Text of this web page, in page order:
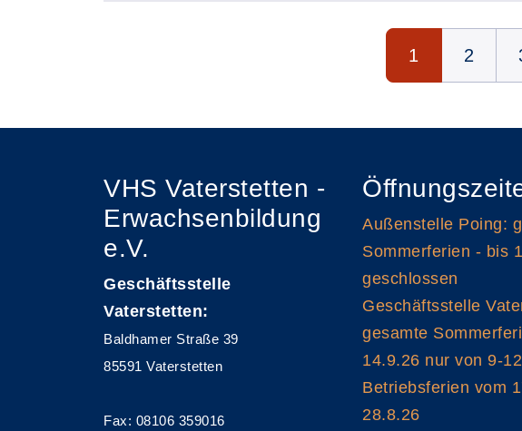
1 2
VHS Vaterstetten -
Erwachsenbildung
e.V.
Geschäftsstelle
Vaterstetten:
Baldhamer Straße 39
85591 Vaterstetten
Fax: 08106 359016
Außenstelle Poing:
Sommerferien - bis
geschlossen
Geschäftsstelle
gesamte
14.9.26 nur von 9-
Betriebsferien vom
28.8.26